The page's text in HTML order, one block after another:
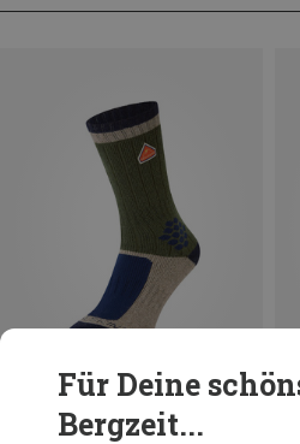
Du sparst 17%
Für Deine
Bergzeit...